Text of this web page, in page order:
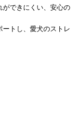
ができにくい、安心の
ートし、愛犬のストレ